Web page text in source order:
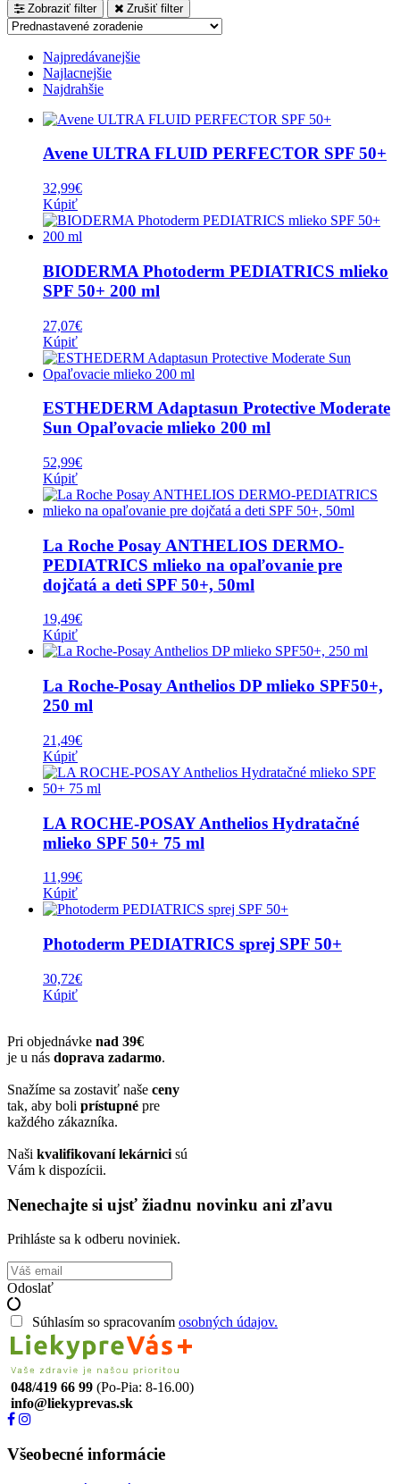
Zobraziť filter Zrušiť filter
Najpredávanejšie
Najlacnejšie
Najdrahšie
Avene ULTRA FLUID PERFECTOR SPF 50+
32,99€
Kúpiť
BIODERMA Photoderm PEDIATRICS mlieko
SPF 50+ 200 ml
27,07€
Kúpiť
ESTHEDERM Adaptasun Protective Moderate
Sun Opaľovacie mlieko 200 ml
52,99€
Kúpiť
La Roche Posay ANTHELIOS DERMO-
PEDIATRICS mlieko na opaľovanie pre
dojčatá a deti SPF 50+, 50ml
19,49€
Kúpiť
La Roche-Posay Anthelios DP mlieko SPF50+,
250 ml
21,49€
Kúpiť
LA ROCHE-POSAY Anthelios Hydratačné
mlieko SPF 50+ 75 ml
11,99€
Kúpiť
Photoderm PEDIATRICS sprej SPF 50+
30,72€
Kúpiť
Pri objednávke nad 39€
je u nás doprava zadarmo.
Snažíme sa zostaviť naše ceny
tak, aby boli prístupné pre
každého zákazníka.
Naši kvalifikovaní lekárnici sú
Vám k dispozícii.
Nenechajte si ujsť žiadnu novinku ani zľavu
Prihláste sa k odberu noviniek.
Odoslať
Súhlasím so spracovaním osobných údajov.
048/419 66 99 (Po-Pia: 8-16.00)
info@liekyprevas.sk
Všeobecné informácie